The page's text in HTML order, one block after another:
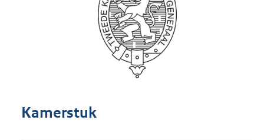
Kamerstuk